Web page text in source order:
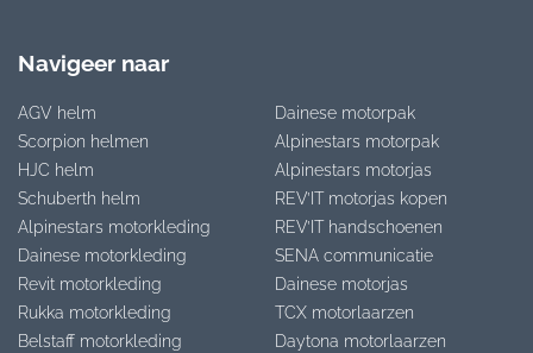
Navigeer naar
AGV helm
Scorpion helmen
HJC helm
Schuberth helm
Alpinestars motorkleding
Dainese motorkleding
Revit motorkleding
Rukka motorkleding
Belstaff motorkleding
Dainese motorpak
Alpinestars motorpak
Alpinestars motorjas
REV’IT motorjas kopen
REV’IT handschoenen
SENA communicatie
Dainese motorjas
TCX motorlaarzen
Daytona motorlaarzen